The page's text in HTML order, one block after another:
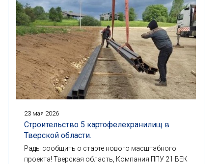
23 мая 2026
Строительство 5 картофелехранилищ в
Тверской области.
Рады сообщить о старте нового масштабного
проекта! Тверская область, Компания ППУ 21 ВЕК